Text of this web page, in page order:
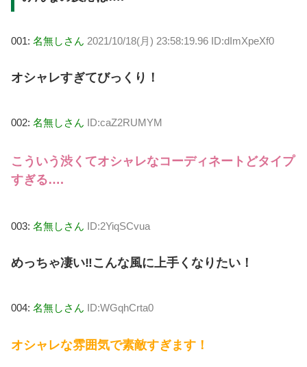
001: 名無しさん 2021/10/18(月) 23:58:19.96 ID:dImXpeXf0
オシャレすぎてびっくり！
002: 名無しさん ID:caZ2RUMYM
こういう渋くてオシャレなコーディネートどタイプ
すぎる….
003: 名無しさん ID:2YiqSCvua
めっちゃ凄い‼️こんな風に上手くなりたい！
004: 名無しさん ID:WGqhCrta0
オシャレな雰囲気で素敵すぎます！